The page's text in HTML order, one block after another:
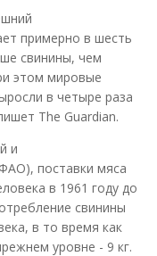
примерно в шесть
свинины, чем
этом мировые
в четыре раза
The Guardian.
и
поставки мяса
в 1961 году до
свинины
в то время как
уровне - 9 кг.